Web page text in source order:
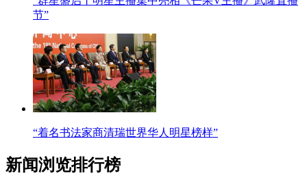
节”
“着名书法家商清瑞世界华人明星榜样”
新闻浏览排行榜